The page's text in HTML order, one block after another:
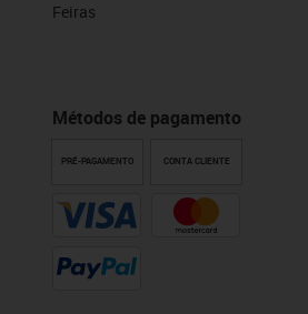
Feiras
Métodos de pagamento
PRÉ-PAGAMENTO CONTA CLIENTE